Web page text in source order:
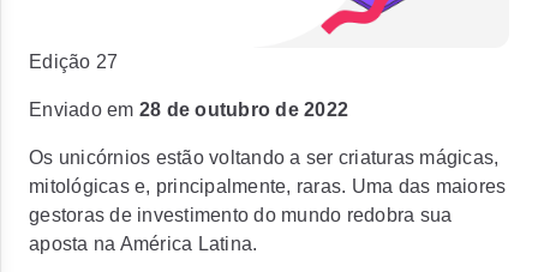
Edição 27
Enviado em 28 de outubro de 2022
Os unicórnios estão voltando a ser criaturas mágicas,
mitológicas e, principalmente, raras. Uma das maiores
gestoras de investimento do mundo redobra sua
aposta na América Latina.